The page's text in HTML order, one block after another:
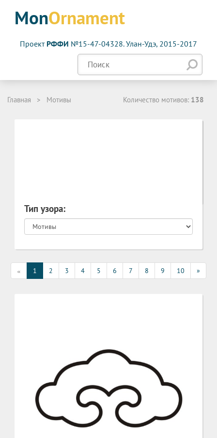
MonOrnament
Проект РФФИ №15-47-04328. Улан-Удэ, 2015-2017
Главная > Мотивы Количество мотивов: 138
Тип узора:
« 1 2 3 4 5 6 7 8 9 10 »